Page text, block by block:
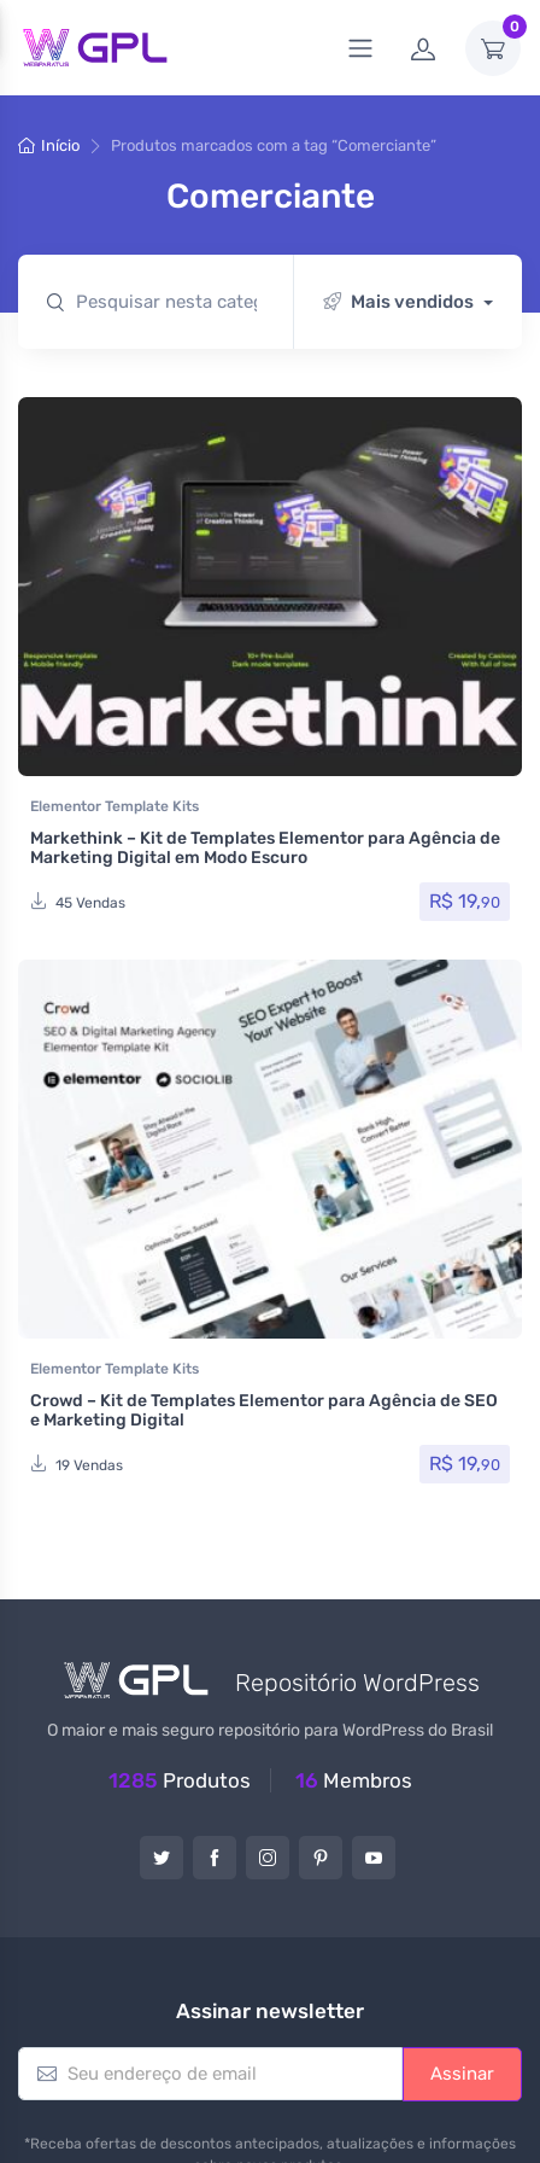
0
Início Produtos marcados com a tag “Comerciante”
Comerciante
Mais vendidos
Elementor Template Kits
Markethink – Kit de Templates Elementor para Agência de
Marketing Digital em Modo Escuro
45 Vendas R$ 19,90
Elementor Template Kits
Crowd – Kit de Templates Elementor para Agência de SEO
e Marketing Digital
19 Vendas R$ 19,90
Repositório WordPress
O maior e mais seguro repositório para WordPress do Brasil
1285 Produtos 16 Membros
Assinar newsletter
E
a
Assinar
*Receba ofertas de descontos antecipados, atualizações e informações